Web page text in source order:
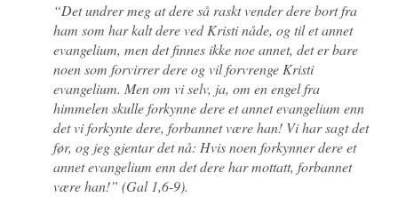
“Det undrer meg at dere så raskt vender dere bort fra
ham som har kalt dere ved Kristi nåde, og til et annet
evangelium, men det finnes ikke noe annet, det er bare
noen som forvirrer dere og vil forvrenge Kristi
evangelium. Men om vi selv, ja, om en engel fra
himmelen skulle forkynne dere et annet evangelium enn
det vi forkynte dere, forbannet være han! Vi har sagt det
før, og jeg gjentar det nå: Hvis noen forkynner dere et
annet evangelium enn det dere har mottatt, forbannet
være han!” (Gal 1,6-9).